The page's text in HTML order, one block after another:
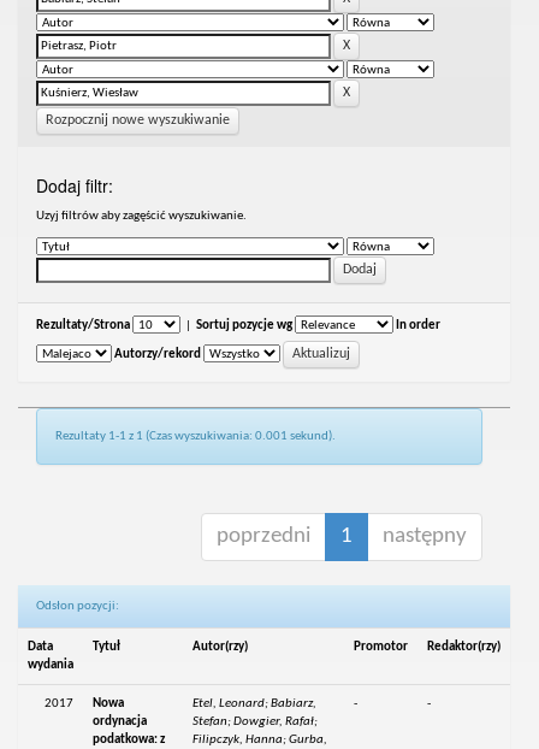
Rozpocznij nowe wyszukiwanie
Dodaj filtr:
Uzyj filtrów aby zagęścić wyszukiwanie.
Rezultaty/Strona Sortuj pozycje wg In order
Autorzy/rekord
Rezultaty 1-1 z 1 (Czas wyszukiwania: 0.001 sekund).
poprzedni 1 następny
Odsłon pozycji:
Data
wydania
Tytuł Autor(rzy) Promotor Redaktor(rzy)
2017
Nowa
ordynacja
podatkowa: z
Etel, Leonard; Babiarz,
Stefan; Dowgier, Rafał;
Filipczyk, Hanna; Gurba,
- -